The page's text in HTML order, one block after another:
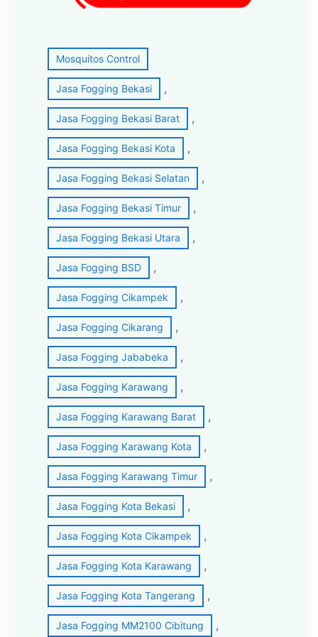
Mosquitos Control
Jasa Fogging Bekasi ,
Jasa Fogging Bekasi Barat ,
Jasa Fogging Bekasi Kota ,
Jasa Fogging Bekasi Selatan ,
Jasa Fogging Bekasi Timur ,
Jasa Fogging Bekasi Utara ,
Jasa Fogging BSD ,
Jasa Fogging Cikampek ,
Jasa Fogging Cikarang ,
Jasa Fogging Jababeka ,
Jasa Fogging Karawang ,
Jasa Fogging Karawang Barat ,
Jasa Fogging Karawang Kota ,
Jasa Fogging Karawang Timur ,
Jasa Fogging Kota Bekasi ,
Jasa Fogging Kota Cikampek ,
Jasa Fogging Kota Karawang ,
Jasa Fogging Kota Tangerang ,
Jasa Fogging MM2100 Cibitung ,